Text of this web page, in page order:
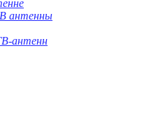
антенны
антенн